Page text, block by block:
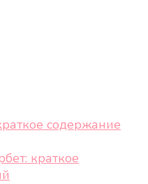
содержание
краткое